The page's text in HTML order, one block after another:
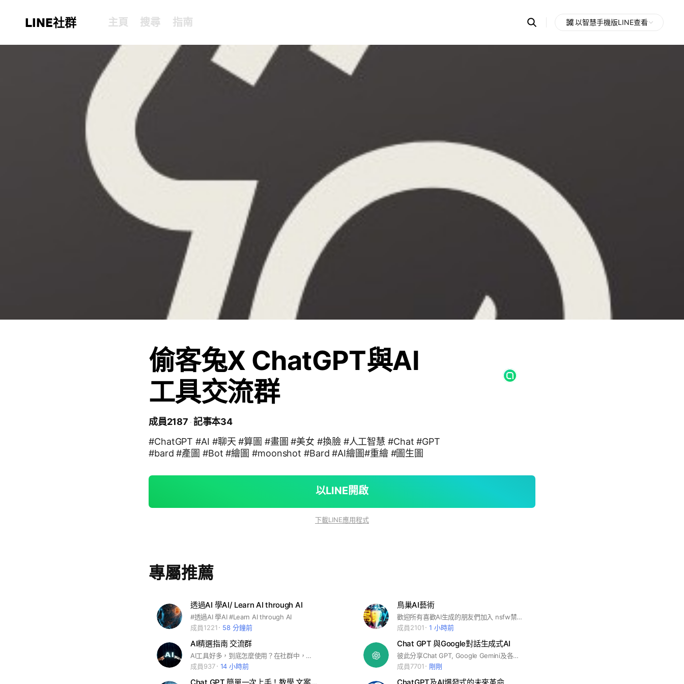
LINE社群 主頁 搜尋 指南 Search
OpenChats
messages
search
以智慧手機版LINE查看
偷客兔X ChatGPT與AI
工具交流群
成員2187 記事本34
#ChatGPT #AI #聊天 #算圖 #畫圖 #美女 #換臉 #人工智慧 #Chat #GPT
#bard #產圖 #Bot #繪圖 #moonshot #Bard #AI繪圖#重繪 #圖生圖
以LINE開啟
下載LINE應用程式
專屬推薦
透過AI 學AI/ Learn AI through AI
#透過AI 學AI #Learn AI through AI
成員1221
58 分鐘前
鳥巢AI藝術
歡迎所有喜歡AI生成的朋友們加入 nsfw禁止、兒童色情禁止 只要不涉及違反善良風俗的話題內容，都可以在此暢所欲言 #台灣 #ai #aigc #aiart #chat #GPT #stable diffusion #sd #咒語 #prompt #生成式 #算圖 #繪圖
成員2101
1 小時前
AI精選指南 交流群
AI工具好多，到底怎麼使用？在社群中，我們會不定期更新世界最新的AI工具的使用心得&技巧。除此之外，每週會有固定討論時間，邀請使用者們線上討論心得。有興趣的大家一起加入，參與討論。 #AI應用 #交流 #新創
成員937
14 小時前
Chat GPT 與Google對話生成式AI
彼此分享Chat GPT, Google Gemini及各類AI的應用
成員7701
剛剛